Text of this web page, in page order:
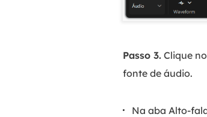
Passo 3. Clique
fonte de áudio.
Na aba Alto-